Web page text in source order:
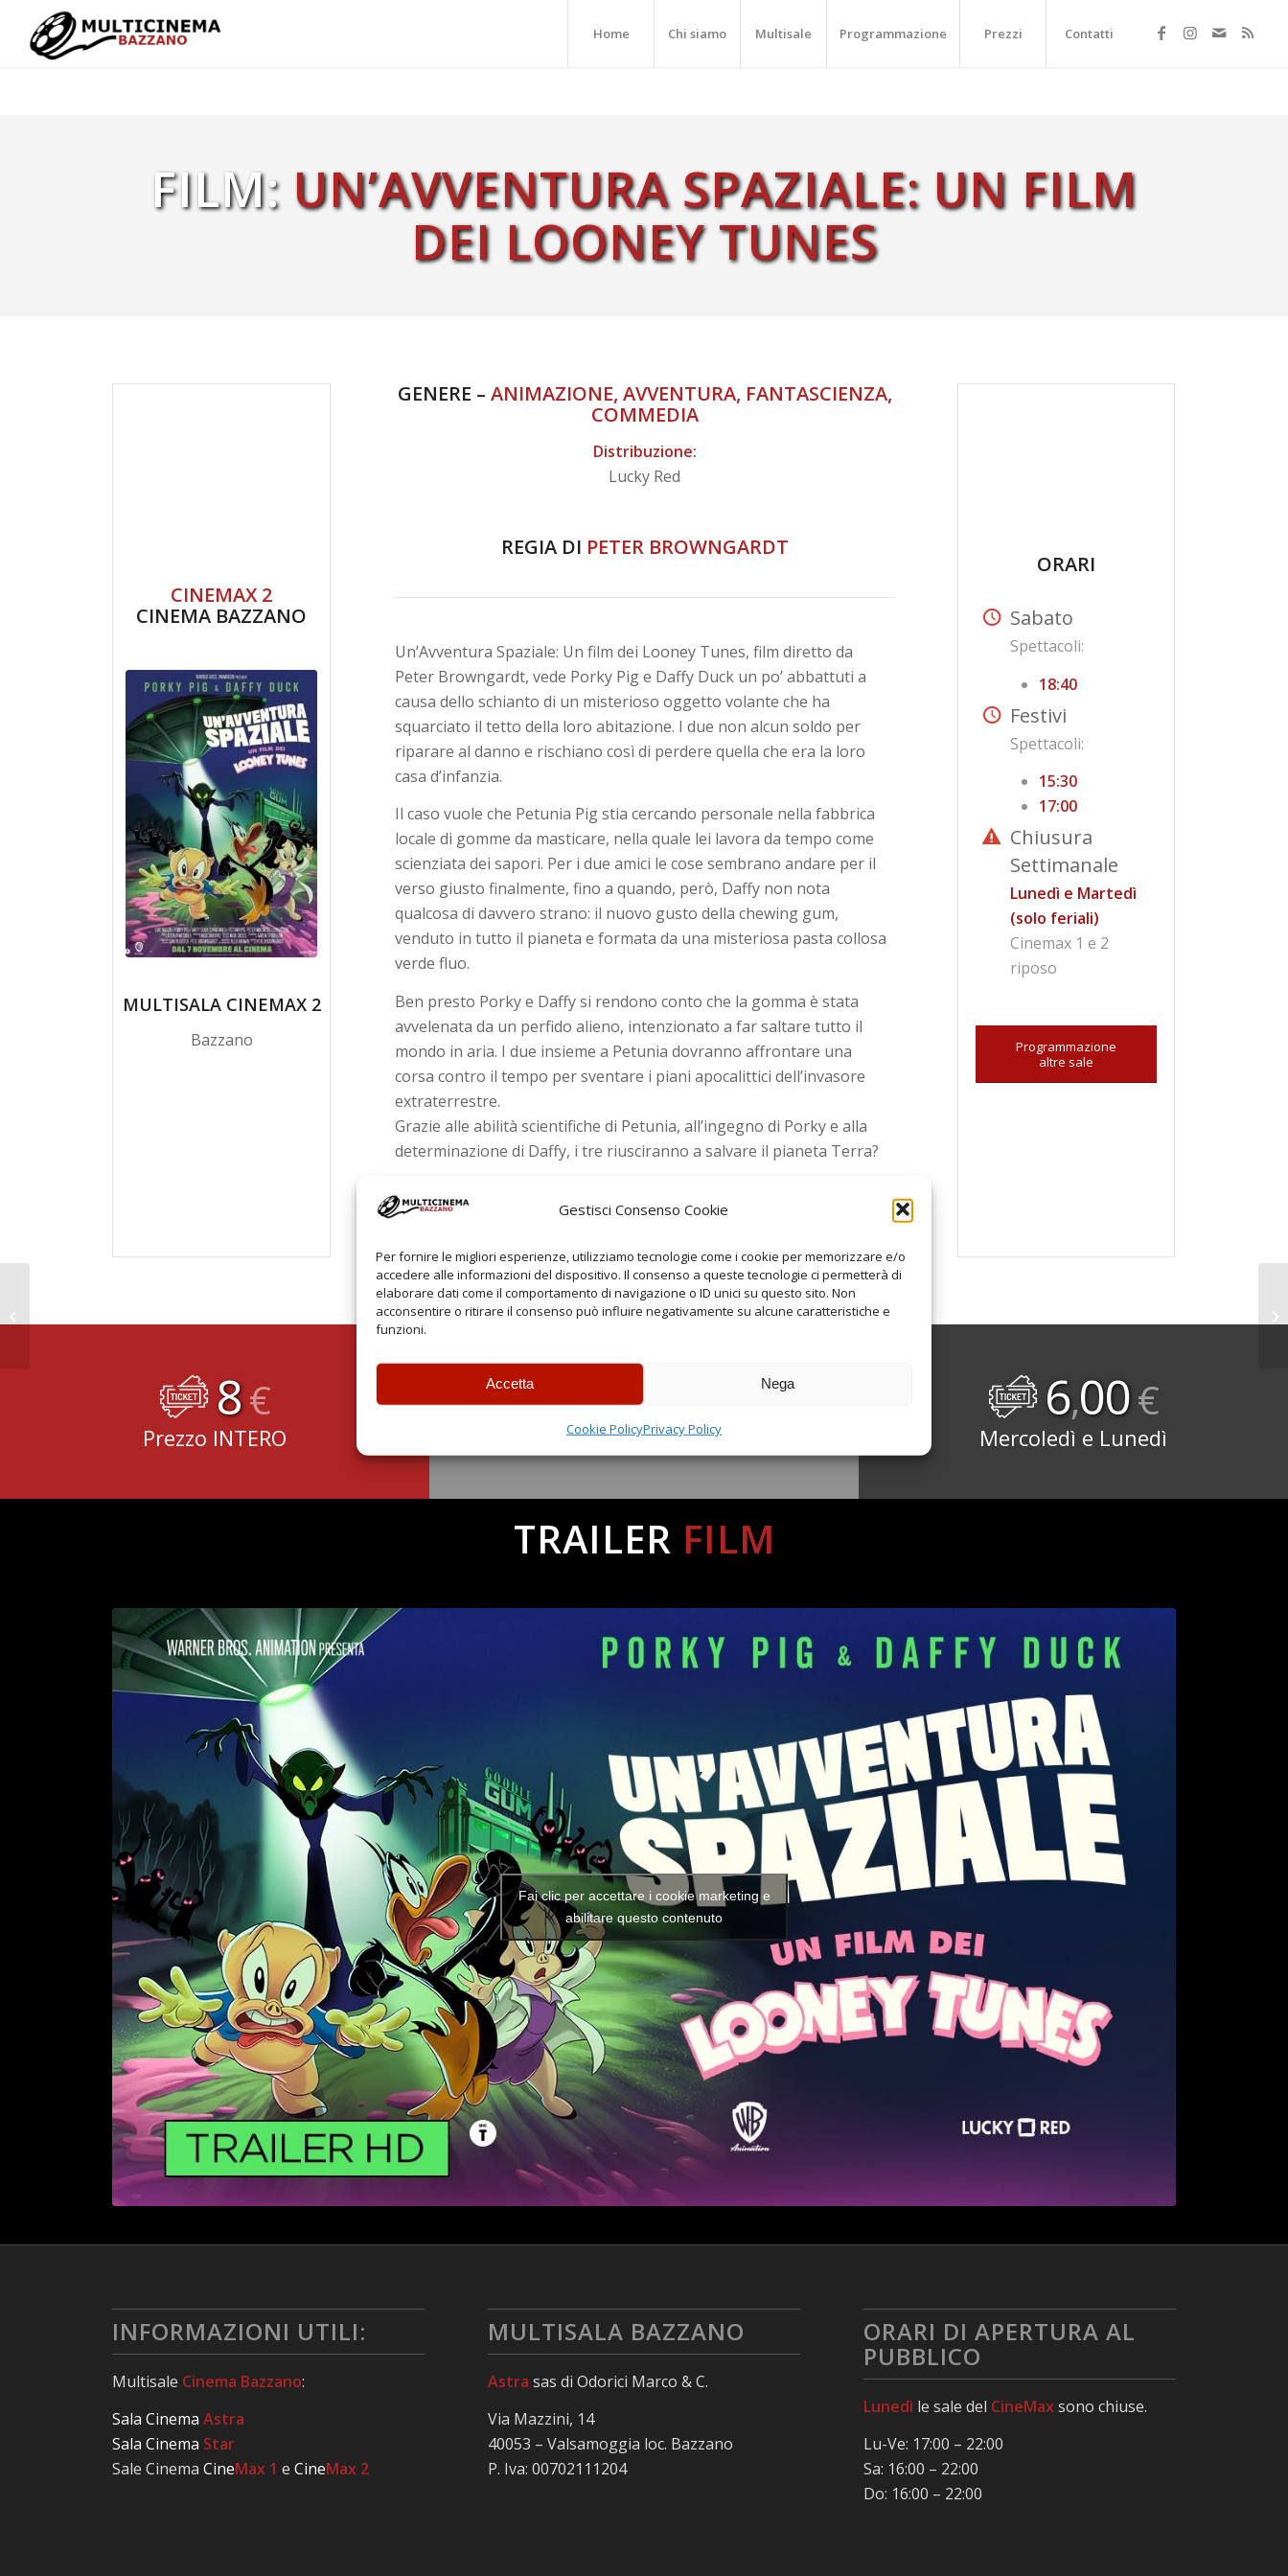
Gestisci Consenso Cookie
Per fornire le migliori esperienze, utilizziamo tecnologie come i cookie per memorizzare e/o
accedere alle informazioni del dispositivo. Il consenso a queste tecnologie ci permetterà di
elaborare dati come il comportamento di navigazione o ID unici su questo sito. Non
acconsentire o ritirare il consenso può influire negativamente su alcune caratteristiche e
funzioni.
Accetta Nega
Cookie PolicyPrivacy Policy
Home Chi siamo Multisale Programmazione Prezzi Contatti
FILM: UN’AVVENTURA SPAZIALE: UN FILM
DEI LOONEY TUNES
CINEMAX 2
CINEMA BAZZANO
MULTISALA CINEMAX 2
Bazzano
GENERE – ANIMAZIONE, AVVENTURA, FANTASCIENZA,
COMMEDIA
Distribuzione:
Lucky Red
REGIA DI PETER BROWNGARDT
Un’Avventura Spaziale: Un film dei Looney Tunes, film diretto da
Peter Browngardt, vede Porky Pig e Daffy Duck un po’ abbattuti a
causa dello schianto di un misterioso oggetto volante che ha
squarciato il tetto della loro abitazione. I due non alcun soldo per
riparare al danno e rischiano così di perdere quella che era la loro
casa d’infanzia.
Il caso vuole che Petunia Pig stia cercando personale nella fabbrica
locale di gomme da masticare, nella quale lei lavora da tempo come
scienziata dei sapori. Per i due amici le cose sembrano andare per il
verso giusto finalmente, fino a quando, però, Daffy non nota
qualcosa di davvero strano: il nuovo gusto della chewing gum,
venduto in tutto il pianeta e formata da una misteriosa pasta collosa
verde fluo.
Ben presto Porky e Daffy si rendono conto che la gomma è stata
avvelenata da un perfido alieno, intenzionato a far saltare tutto il
mondo in aria. I due insieme a Petunia dovranno affrontare una
corsa contro il tempo per sventare i piani apocalittici dell’invasore
extraterrestre.
Grazie alle abilità scientifiche di Petunia, all’ingegno di Porky e alla
determinazione di Daffy, i tre riusciranno a salvare il pianeta Terra?
ORARI
Sabato
Spettacoli:
18:40
Festivi
Spettacoli:
15:30
17:00
Chiusura
Settimanale
Lunedì e Martedì
(solo feriali)
Cinemax 1 e 2
riposo
Programmazione
altre sale
8€
Prezzo INTERO
6,
Under 10 e Over 65
6,00€
Mercoledì e Lunedì
TRAILER FILM
Fai clic per accettare i cookie marketing e
abilitare questo contenuto
INFORMAZIONI UTILI:
Multisale Cinema Bazzano:
Sala CinemaAstra
Sala Cinema Star
Sale CinemaCineMax 1 eCineMax 2
MULTISALA BAZZANO
Astra sas di Odorici Marco & C.
Via Mazzini, 14
40053 – Valsamoggia loc. Bazzano
P. Iva: 00702111204
ORARI DI APERTURA AL
PUBBLICO
Lunedì le sale del CineMaxsono chiuse.
Lu-Ve: 17:00 – 22:00
Sa: 16:00 – 22:00
Do: 16:00 – 22:00